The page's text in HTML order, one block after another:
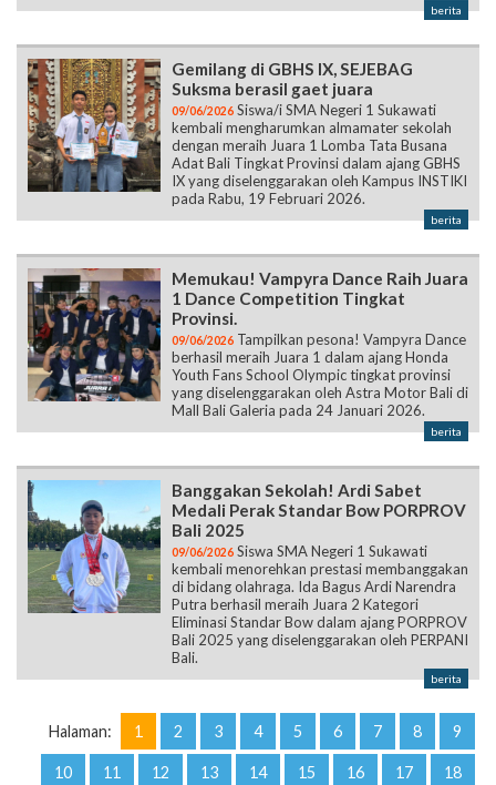
berita
Gemilang di GBHS IX, SEJEBAG
Suksma berasil gaet juara
09/06/2026 Siswa/i SMA Negeri 1 Sukawati
kembali mengharumkan almamater sekolah
dengan meraih Juara 1 Lomba Tata Busana
Adat Bali Tingkat Provinsi dalam ajang GBHS
IX yang diselenggarakan oleh Kampus INSTIKI
pada Rabu, 19 Februari 2026.
berita
Memukau! Vampyra Dance Raih Juara
1 Dance Competition Tingkat
Provinsi.
09/06/2026 Tampilkan pesona! Vampyra Dance
berhasil meraih Juara 1 dalam ajang Honda
Youth Fans School Olympic tingkat provinsi
yang diselenggarakan oleh Astra Motor Bali di
Mall Bali Galeria pada 24 Januari 2026.
berita
Banggakan Sekolah! Ardi Sabet
Medali Perak Standar Bow PORPROV
Bali 2025
09/06/2026 Siswa SMA Negeri 1 Sukawati
kembali menorehkan prestasi membanggakan
di bidang olahraga. Ida Bagus Ardi Narendra
Putra berhasil meraih Juara 2 Kategori
Eliminasi Standar Bow dalam ajang PORPROV
Bali 2025 yang diselenggarakan oleh PERPANI
Bali.
berita
Halaman: 1 2 3 4 5 6 7 8 9
10 11 12 13 14 15 16 17 18